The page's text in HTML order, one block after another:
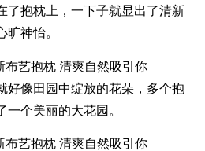
抱枕上，一下子就显出了清新
神怡。
像田园中绽放的花朵，多个抱
个美丽的大花园。